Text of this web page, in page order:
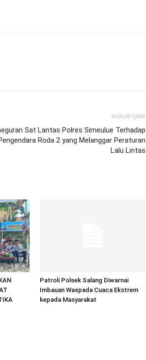
Artikulli tjetër
Sat Lantas Polres Simeulue Terhadap
Roda 2 yang Melanggar Peraturan
Lalu Lintas
Patroli Polsek Salang Diwarnai
Imbauan Waspada Cuaca Ekstrem
kepada Masyarakat